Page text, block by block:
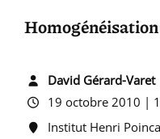
David Gérard-Varet
19 octobre 2010 |
Institut Henri